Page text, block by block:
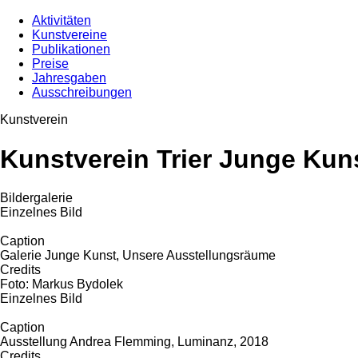
Aktivitäten
Kunstvereine
Publikationen
Preise
Jahresgaben
Ausschreibungen
Kunstverein
Kunstverein Trier Junge
Bildergalerie
Einzelnes Bild
Caption
Galerie Junge Kunst, Unsere Ausstellungsräume
Credits
Foto: Markus Bydolek
Einzelnes Bild
Caption
Ausstellung Andrea Flemming, Luminanz, 2018